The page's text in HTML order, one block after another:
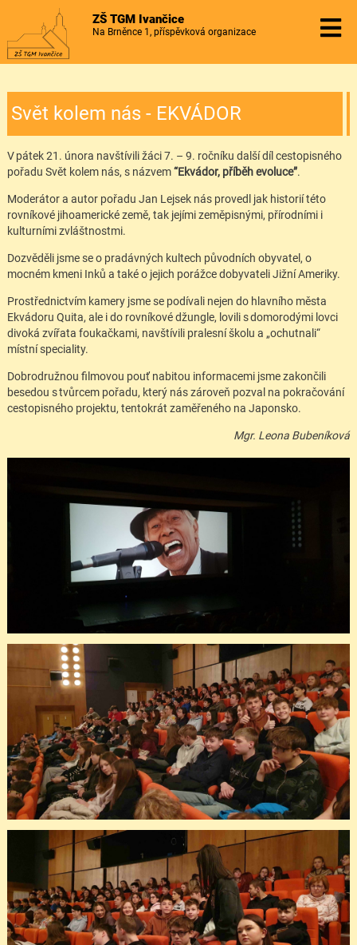
ZŠ TGM Ivančice
Na Brněnce 1, příspěvková organizace
Svět kolem nás - EKVÁDOR
V pátek 21. února navštívili žáci 7. – 9. ročníku další díl cestopisného
pořadu Svět kolem nás, s názvem“Ekvádor, příběh evoluce”.
Moderátor a autor pořadu Jan Lejsek nás provedl jak historií této
rovníkové jihoamerické země, tak jejími zeměpisnými, přírodními i
kulturními zvláštnostmi.
Dozvěděli jsme se o pradávných kultech původních obyvatel, o
mocném kmeni Inků a také o jejich porážce dobyvateli Jižní Ameriky.
Prostřednictvím kamery jsme se podívali nejen do hlavního města
Ekvádoru Quita, ale i do rovníkové džungle, lovili s domorodými lovci
divoká zvířata foukačkami, navštívili pralesní školu a „ochutnali“
místní speciality.
Dobrodružnou filmovou pouť nabitou informacemi jsme zakončili
besedou s tvůrcem pořadu, který nás zároveň pozval na pokračování
cestopisného projektu, tentokrát zaměřeného na Japonsko.
Mgr. Leona Bubeníková